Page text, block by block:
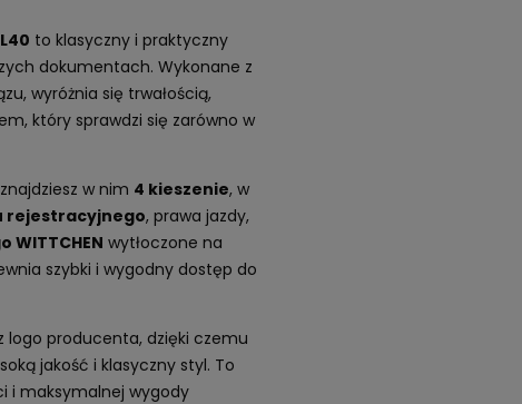
to klasyczny i praktyczny
dokumentach. Wykonane z
wyróżnia się trwałością,
który sprawdzi się zarówno w
w nim 4 kieszenie, w
rejestracyjnego, prawa jazdy,
WITTCHEN wytłoczone na
szybki i wygodny dostęp do
logo producenta, dzięki czemu
jakość i klasyczny styl. To
i maksymalnej wygody